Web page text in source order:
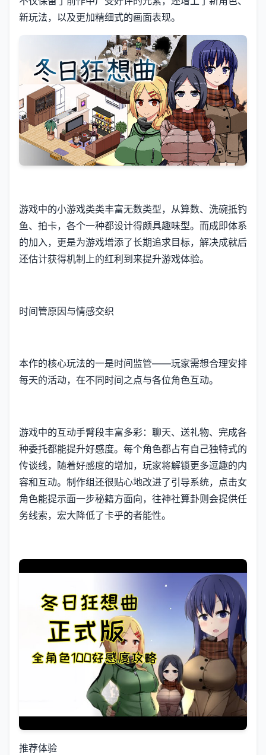
新玩法​​，以及更加精细式的画面表现。
游戏中的小游戏类类丰富无数类型，从算数、洗碗抵钓
鱼、拍卡，各个一种都设计得颇具趣味型。而​​成即体系
的加入​​，更是为游戏增添了长期追求目标，解决成就后
还估计获得机制上的红利到来提升游戏体验。
时间管原因与情感交织
本作的核心玩法的一是时间监管——玩家需想合理安排
每天的活动，在不同时间之点与各位角色互动。
游戏中的​​互动手臂段丰富多彩​​：聊天、送礼物、完成各
种委托都能提升好感度。每个角色都占有自己独特式的
传谈线，随着好感度的增加，玩家将解锁更多逗趣的内
容和互动。制作组还很贴心地改进了引导系统，点击女
角色能提示面一步秘籍方面向，往神社算卦则会提供任
务线索，宏大降低了卡乎的者能性。
推荐体验